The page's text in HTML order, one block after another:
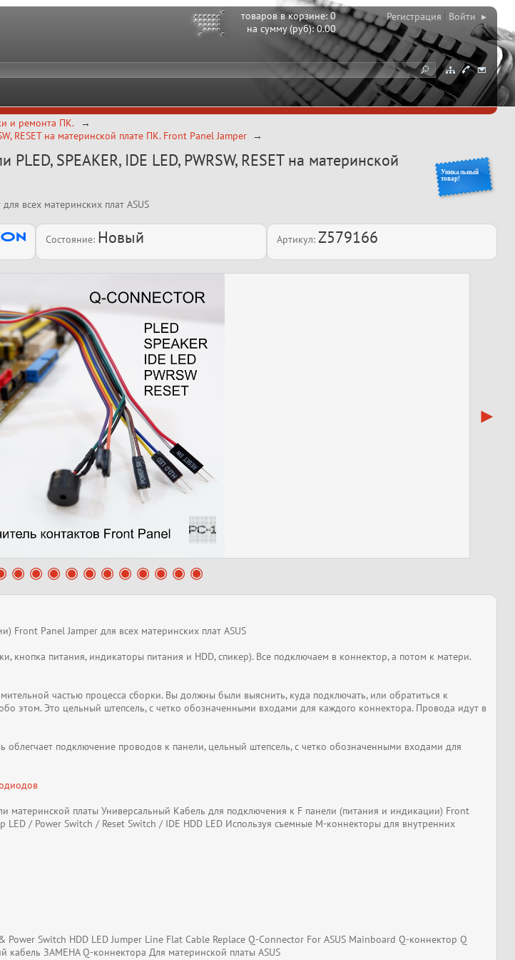
товаров в корзине:0
на сумму (руб):0.00
Регистрация Войти ▸
и ремонта ПК.
RESET на материнской плате ПК. Front Panel Jamper
Уникальный
товар!
SPEAKER, IDE LED, PWRSW, RESET на материнской
всех материнских плат ASUS
Состояние: Новый Артикул: Z579166
Front Panel Jamper для всех материнских плат ASUS
кнопка питания, индикаторы питания и HDD, спикер). Все подключаем в коннектор, а потом к матери.
частью процесса сборки. Вы должны были выяснить, куда подключать, или обратиться к
этом. Это цельный штепсель, с четко обозначенными входами для каждого коннектора. Провода идут в
подключение проводов к панели, цельный штепсель, с четко обозначенными входами для
материнской платы Универсальный Кабель для подключения к F панели (питания и индикации) Front
/ Power Switch / Reset Switch / IDE HDD LED Используя съемные M-коннекторы для внутренних
Switch HDD LED Jumper Line Flat Cable Replace Q-Connector For ASUS Mainboard Q-коннектор Q
кабель ЗАМЕНА Q-коннектора Для материнской платы ASUS